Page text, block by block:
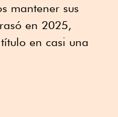
mantener sus
en 2025,
en casi una